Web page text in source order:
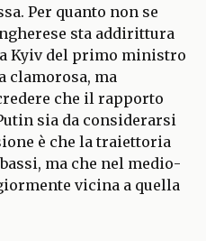
Per quanto non se
sta addirittura
Kyiv del primo ministro
clamorosa, ma
che il rapporto
sia da considerarsi
è che la traiettoria
ma che nel medio-
vicina a quella